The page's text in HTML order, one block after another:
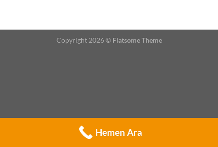
Copyright 2026 © Flatsome Theme
Hemen Ara